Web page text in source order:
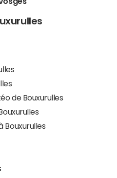
de Bouxurulles
Bouxurulles